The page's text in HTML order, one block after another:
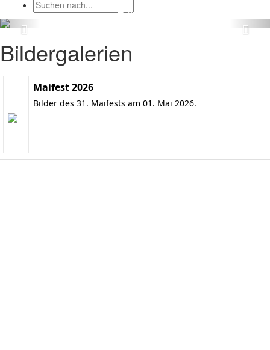
Bildergalerien
Maifest 2026
Bilder des 31. Maifests am 01. Mai 2026.